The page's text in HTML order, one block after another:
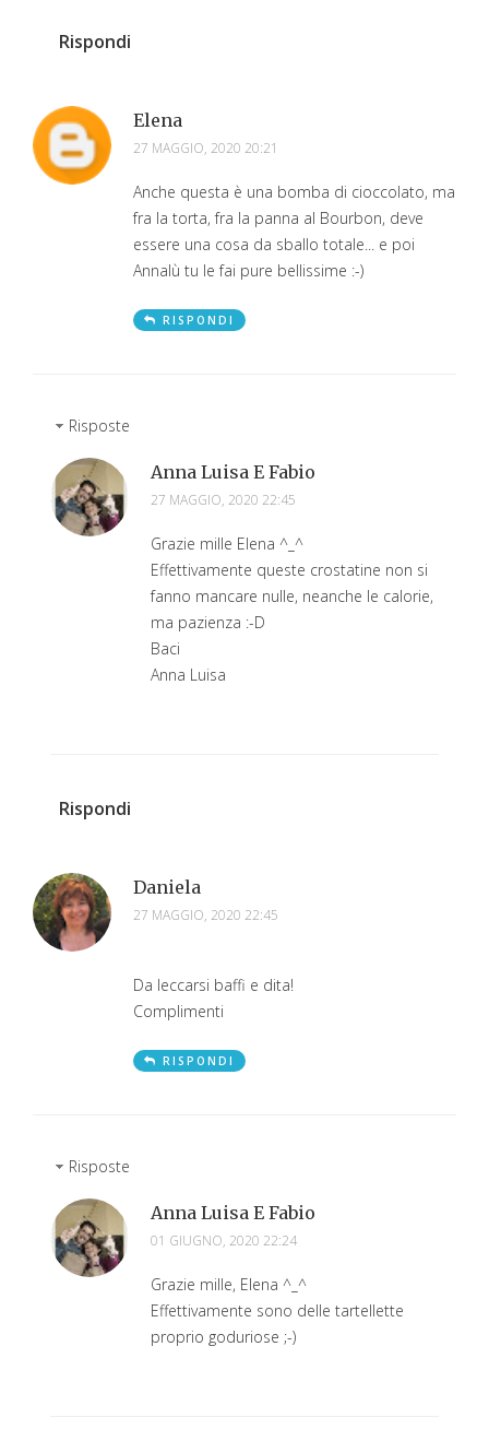
Rispondi
Elena
27 MAGGIO, 2020 20:21
Anche questa è una bomba di cioccolato, ma
fra la torta, fra la panna al Bourbon, deve
essere una cosa da sballo totale... e poi
Annalù tu le fai pure bellissime :-)
RISPONDI
Risposte
Anna Luisa E Fabio
27 MAGGIO, 2020 22:45
Grazie mille Elena ^_^
Effettivamente queste crostatine non si
fanno mancare nulle, neanche le calorie,
ma pazienza :-D
Baci
Anna Luisa
Rispondi
Daniela
27 MAGGIO, 2020 22:45
Da leccarsi baffi e dita!
Complimenti
RISPONDI
Risposte
Anna Luisa E Fabio
01 GIUGNO, 2020 22:24
Grazie mille, Elena ^_^
Effettivamente sono delle tartellette
proprio goduriose ;-)